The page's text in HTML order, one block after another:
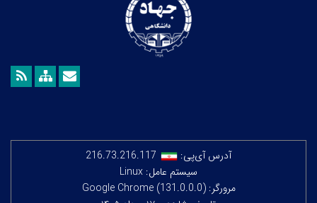
آدرس آی‌پی:
216.73.216.117
سیستم عامل: Linux
مرورگر: Google Chrome (131.0.0.0)